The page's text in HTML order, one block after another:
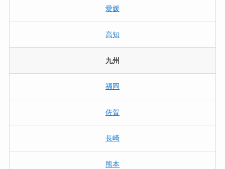
愛媛
高知
九州
福岡
佐賀
長崎
熊本